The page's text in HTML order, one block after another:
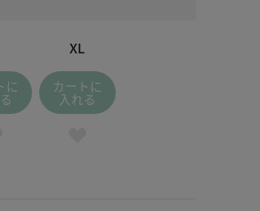
に
XL
カートに
入れる